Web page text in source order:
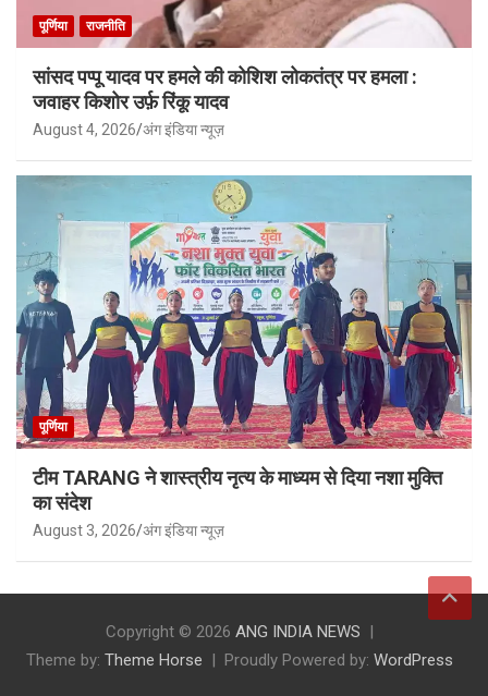
पूर्णिया राजनीति
सांसद पप्पू यादव पर हमले की कोशिश लोकतंत्र पर हमला :
जवाहर किशोर उर्फ़ रिंकू यादव
August 4, 2026 अंग इंडिया न्यूज़
पूर्णिया
टीम TARANG ने शास्त्रीय नृत्य के माध्यम से दिया नशा मुक्ति
का संदेश
August 3, 2026 अंग इंडिया न्यूज़
Copyright © 2026 ANG INDIA NEWS
Theme by: Theme Horse Proudly Powered by: WordPress